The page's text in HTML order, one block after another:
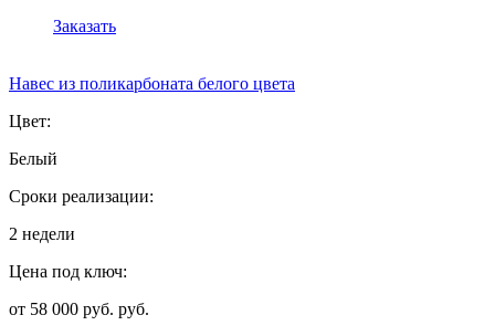
Заказать
Навес из поликарбоната белого цвета
Цвет:
Белый
Сроки реализации:
2 недели
Цена под ключ:
от 58 000 руб. руб.